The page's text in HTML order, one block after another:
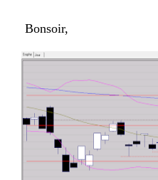
Bonsoir,